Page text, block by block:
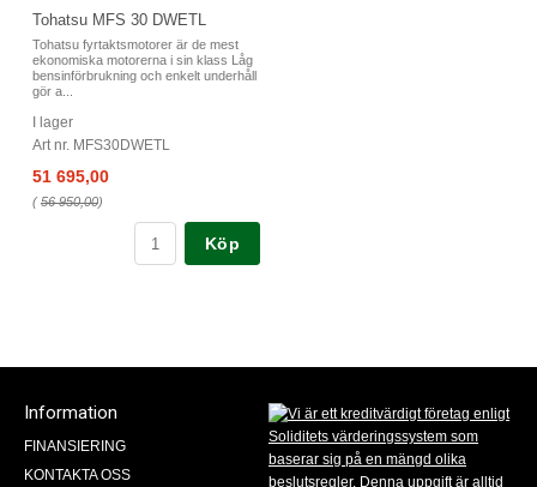
Tohatsu MFS 30 DWETL
Tohatsu fyrtaktsmotorer är de mest
ekonomiska motorerna i sin klass Låg
bensinförbrukning och enkelt underhåll
gör a...
I lager
Art nr. MFS30DWETL
51 695,00
(56 950,00)
Köp
Information
FINANSIERING
KONTAKTA OSS